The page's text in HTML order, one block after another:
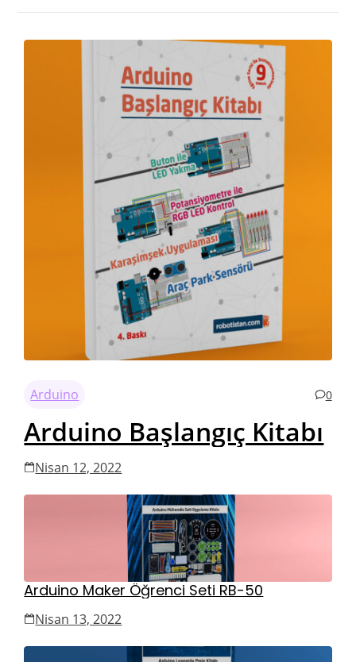
Arduino 0
Arduino Başlangıç Kitabı
Nisan 12, 2022
Arduino Maker Öğrenci Seti RB-50
Nisan 13, 2022